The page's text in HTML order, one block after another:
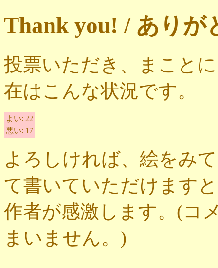
Thank you! / ありが
投票いただき、まこと
在はこんな状況です。
よい: 22
悪い: 17
よろしければ、絵をみ
て書いていただけます
作者が感激します。(コ
まいません。)